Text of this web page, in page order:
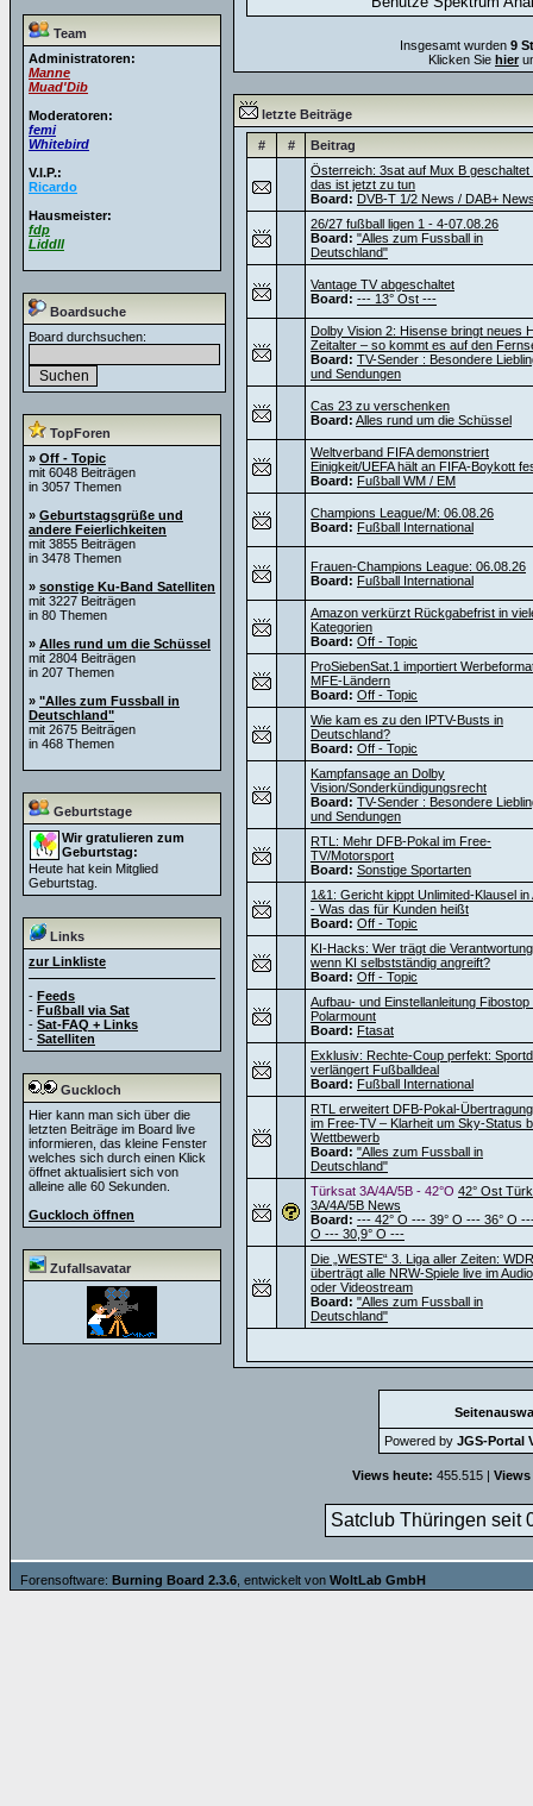
Team
Administratoren:
Manne
Muad'Dib
Moderatoren:
femi
Whitebird
V.I.P.:
Ricardo
Hausmeister:
fdp
Liddll
Boardsuche
Board durchsuchen:
TopForen
» Off - Topic
mit 6048 Beiträgen
in 3057 Themen
» Geburtstagsgrüße und
andere Feierlichkeiten
mit 3855 Beiträgen
in 3478 Themen
» sonstige Ku-Band Satelliten
mit 3227 Beiträgen
in 80 Themen
» Alles rund um die Schüssel
mit 2804 Beiträgen
in 207 Themen
» "Alles zum Fussball in
Deutschland"
mit 2675 Beiträgen
in 468 Themen
Geburtstage
Wir gratulieren zum
Geburtstag:
Heute hat kein Mitglied
Geburtstag.
Links
zur Linkliste
- Feeds
- Fußball via Sat
- Sat-FAQ + Links
- Satelliten
Guckloch
Hier kann man sich über die
letzten Beiträge im Board live
informieren, das kleine Fenster
welches sich durch einen Klick
öffnet aktualisiert sich von
alleine alle 60 Sekunden.
Guckloch öffnen
Zufallsavatar
Insgesamt wurden 9
Klicken Sie hier
letzte Beiträge
# #
Beitrag
Österreich: 3sat auf Mux B geschaltet
das ist jetzt zu tun
Board: DVB-T 1/2 News / DAB+
26/27 fußball ligen 1 - 4-07.08.26
Board: "Alles zum Fussball in
Deutschland"
Vantage TV abgeschaltet
Board: --- 13° Ost ---
Dolby Vision 2: Hisense bringt neues
Zeitalter – so kommt es auf den
Board: TV-Sender : Besondere
und Sendungen
Cas 23 zu verschenken
Board: Alles rund um die Schüssel
Weltverband FIFA demonstriert
Einigkeit/UEFA hält an FIFA-Boykott
Board: Fußball WM / EM
Champions League/M: 06.08.26
Board: Fußball International
Frauen-Champions League: 06.08.26
Board: Fußball International
Amazon verkürzt Rückgabefrist in
Kategorien
Board: Off - Topic
ProSiebenSat.1 importiert
MFE-Ländern
Board: Off - Topic
Wie kam es zu den IPTV-Busts in
Deutschland?
Board: Off - Topic
Kampfansage an Dolby
Vision/Sonderkündigungsrecht
Board: TV-Sender : Besondere
und Sendungen
RTL: Mehr DFB-Pokal im Free-
TV/Motorsport
Board: Sonstige Sportarten
1&1: Gericht kippt Unlimited-Klausel in
- Was das für Kunden heißt
Board: Off - Topic
KI-Hacks: Wer trägt die
wenn KI selbstständig angreift?
Board: Off - Topic
Aufbau- und Einstellanleitung Fibostop
Polarmount
Board: Ftasat
Exklusiv: Rechte-Coup perfekt:
verlängert Fußballdeal
Board: Fußball International
RTL erweitert DFB-Pokal-
im Free-TV – Klarheit um Sky-Status
Wettbewerb
Board: "Alles zum Fussball in
Deutschland"
Türksat 3A/4A/5B - 42°O 42° Ost
3A/4A/5B News
Board: --- 42° O --- 39° O --- 36° O
O --- 30,9° O ---
Die „WESTE“ 3. Liga aller Zeiten: WDR
überträgt alle NRW-Spiele live im
oder Videostream
Board: "Alles zum Fussball in
Deutschland"
Powered by JGS-Portal
Views heute: 455.515 |
Satclub Thüringen seit
Forensoftware: Burning Board 2.3.6 , entwickelt von WoltLab GmbH